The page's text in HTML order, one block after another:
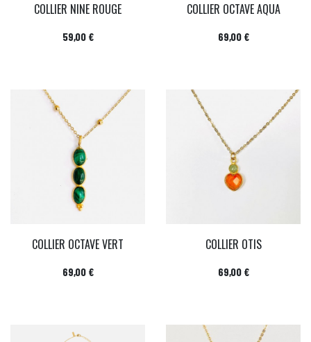
COLLIER NINE ROUGE
Prix
59,00 €
COLLIER OCTAVE AQUA
Prix
69,00 €
COLLIER OCTAVE VERT
Prix
69,00 €
COLLIER OTIS
Prix
69,00 €